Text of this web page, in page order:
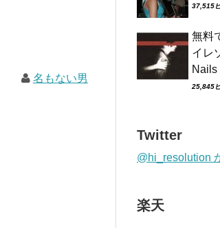
名もない男
37,515
無料
イレ
Nails
25,845
Twitter
@hi_resolution
楽天